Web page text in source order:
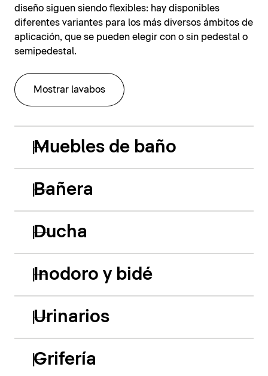
diseño siguen siendo flexibles: hay disponibles
diferentes variantes para los más diversos ámbitos de
aplicación, que se pueden elegir con o sin pedestal o
semipedestal.
Mostrar lavabos
Muebles de baño
Bañera
Ducha
Inodoro y bidé
Urinarios
Grifería